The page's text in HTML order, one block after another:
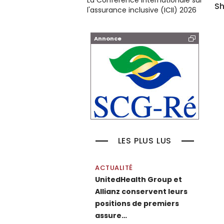
l'assurance inclusive (ICII) 2026
Annonce
LES PLUS LUS
ACTUALITÉ
UnitedHealth Group et
Allianz conservent leurs
positions de premiers
assure…